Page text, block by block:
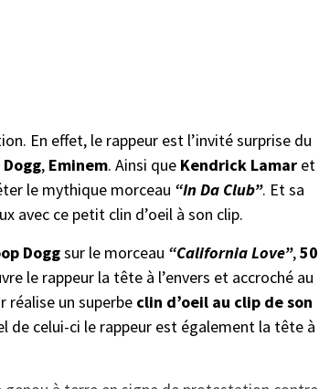
En effet, le rappeur est l’invité surprise du
, Eminem. Ainsi que Kendrick Lamar et
le mythique morceau “In Da Club”. Et sa
avec ce petit clin d’oeil à son clip.
Doggsur le morceau “CaliforniaLove”,50
le rappeur la tête à l’envers et accroché au
réalise un superbe clin d’oeil au clip de son
de celui-ci le rappeur est également la tête à